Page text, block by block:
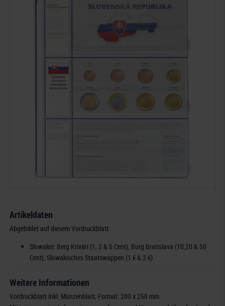
Artikeldaten
Abgebildet auf diesem Vordruckblatt:
Slowakei: Berg Krivári (1, 2 & 5 Cent), Burg Bratislava (10,20 & 50
Cent), Slowakisches Staatswappen (1 € & 2 €)
Weitere Informationen
Vordruckblatt inkl. Münzenblatt, Format: 200 x 250 mm.